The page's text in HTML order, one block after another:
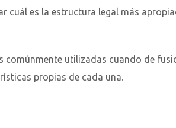
cuál es la estructura legal más
comúnmente utilizadas cuando de
propias de cada una.